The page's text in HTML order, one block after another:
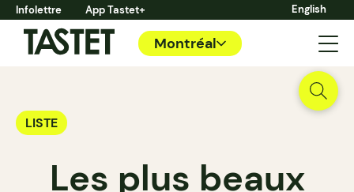
Infolettre App Tastet+ English
Montréal
LISTE
Les plus beaux